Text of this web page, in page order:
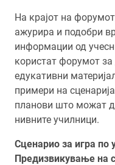
На крајот на
ажурира и подобри
информации од
користат форумот за
едукативни
примери на
планови што можат
нивните училници.
Сценарио за игра по
Предизвикување на